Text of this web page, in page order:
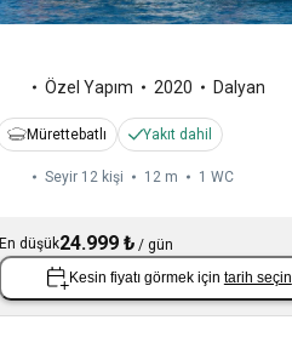
Özel Yapım 2020 Dalyan
Mürettebatlı Yakıt dahil
Seyir 12 kişi 12 m 1 WC
En düşük24.999 ₺ / gün
Kesin fiyatı görmek için tarih seçin